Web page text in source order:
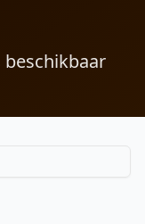
beschikbaar